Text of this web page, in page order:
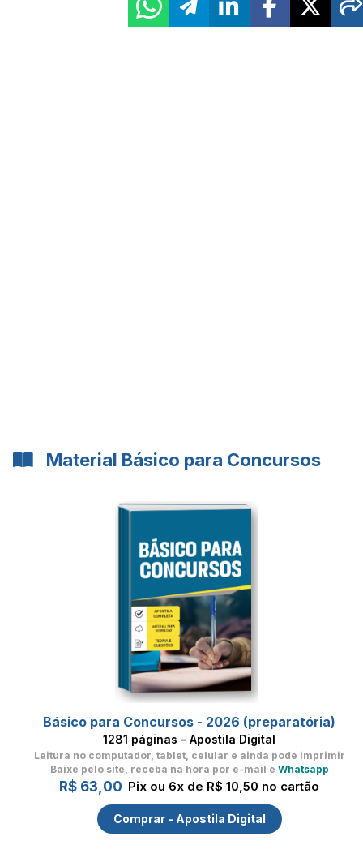
Material Básico para Concursos
Básico para Concursos - 2026 (preparatória)
1281 páginas - Apostila Digital
Leitura no computador, tablet, celular e ainda pode imprimir
Baixe pelo site, receba na hora por e-mail e Whatsapp
R$ 63,00 Pix ou 6x de R$ 10,50 no cartão
Comprar - Apostila Digital